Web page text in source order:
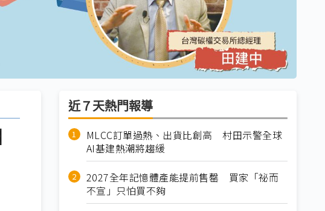
近７天熱門報導
MLCC訂單過熱、出貨比創高 村田示警全球
AI基建熱潮將趨緩
2027全年記憶體產能提前售罄 買家「祕而
不宣」只怕買不夠